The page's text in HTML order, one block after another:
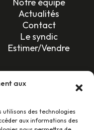
aux
utilisons des technologies
aux informations des
Actualités
Contact
Le syndic
Estimer/Vendre
!